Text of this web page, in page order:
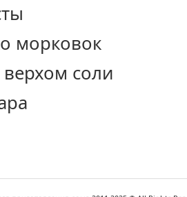
морковок
верхом соли